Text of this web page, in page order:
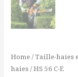
Home /Taille-haies
haies / HS 56 C-E